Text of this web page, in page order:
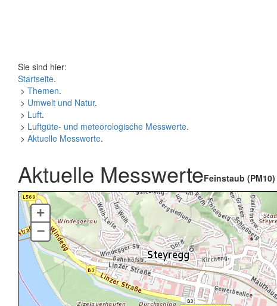
Sie sind hier:
Startseite.
> Themen.
> Umwelt und Natur.
> Luft.
> Luftgüte- und meteorologische Messwerte.
> Aktuelle Messwerte.
Aktuelle MesswerteFeinstaub (PM10)
+
–